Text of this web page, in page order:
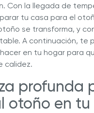
Con la llegada de
tu casa para el
se transforma, y
A continuación, te
en tu hogar para
calidez.
profunda
otoño en tu